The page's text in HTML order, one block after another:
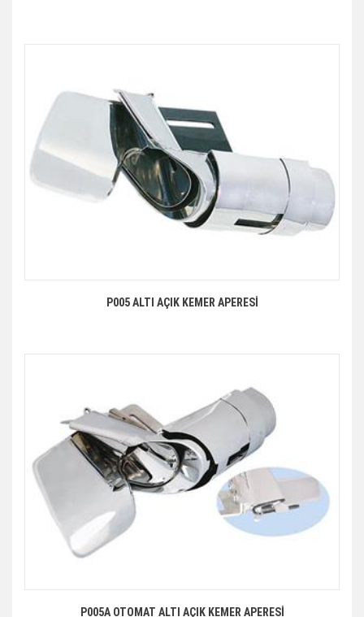
P005 ALTI AÇIK KEMER APERESİ
P005A OTOMAT ALTI AÇIK KEMER APERESİ